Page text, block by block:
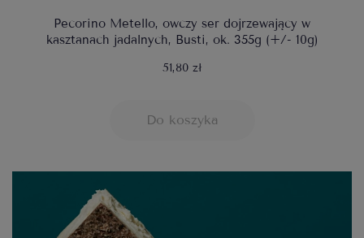
Pecorino Metello, owczy ser dojrzewający w
kasztanach jadalnych, Busti, ok. 355g (+/- 10g)
51,80 zł
Do koszyka